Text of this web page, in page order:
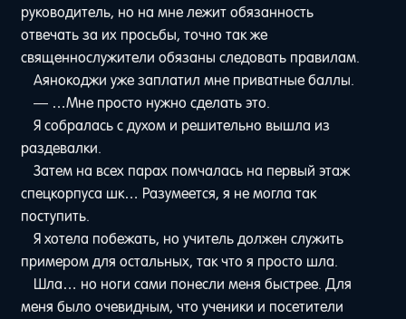
руководитель, но на мне лежит обязанность
отвечать за их просьбы, точно так же
священнослужители обязаны следовать правилам.
Аянокоджи уже заплатил мне приватные баллы.
— …Мне просто нужно сделать это.
Я собралась с духом и решительно вышла из
раздевалки.
Затем на всех парах помчалась на первый этаж
спецкорпуса шк… Разумеется, я не могла так
поступить.
Я хотела побежать, но учитель должен служить
примером для остальных, так что я просто шла.
Шла… но ноги сами понесли меня быстрее. Для
меня было очевидным, что ученики и посетители